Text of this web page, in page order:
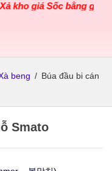
kho giá Sốc bằng giá Gốc
beng / Búa đầu bi cán
Smato